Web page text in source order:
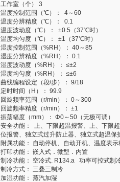
工作室（个） 3
温度控制范围（℃）： 4～60
温度分辨精度（℃）： 0.1
温度波动度（℃）： ±0.5（37℃时）
温度均匀度（℃）： ±1（37℃时）
湿度控制范围（%RH）： 40～85
湿度分辨精度（%RH）： 0.1
湿度波动度（%RH）： ≤±2
湿度均匀度（%RH）： ≤±6
曲线编程设定（段/步）： 9/18
定时时间（H）： 99.9
回旋频率范围（r/min）： 0～300
回旋频率精度（r/min）： ±1
振荡幅度（mm）： Φ0～50（无极可调）
安全功能： 上、下限超温报警、上、下限
位报警、独立式过升防止器、独立式超温
附属功能： 自动停机、自动开机、温度表
打印功能： 嵌入式．微型．内置
制冷功能： 空冷式. R134.a 功率可控式制
制冷方式： 三叠三制冷
加湿功能： 蒸汽加湿